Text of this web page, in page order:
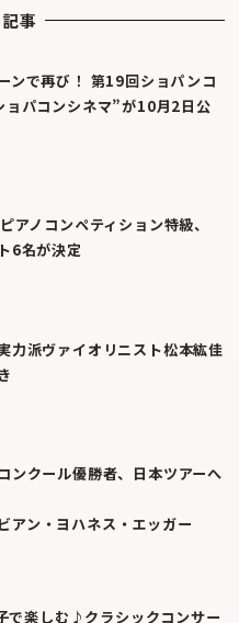
事
ンで再び！ 第19回ショパンコ
ョパコンシネマ”が10月2日公
アノコンペティション特級、
6名が決定
力派ヴァイオリニスト松本紘佳
ンクール優勝者、日本ツアーへ
アン・ヨハネス・エッガー
で楽しむ♪クラシックコンサー